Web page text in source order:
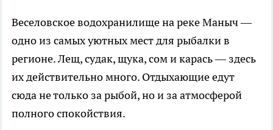
Веселовское водохранилище на реке Маныч —
одно из самых уютных мест для рыбалки в
регионе. Лещ, судак, щука, сом и карась — здесь
их действительно много. Отдыхающие едут
сюда не только за рыбой, но и за атмосферой
полного спокойствия.